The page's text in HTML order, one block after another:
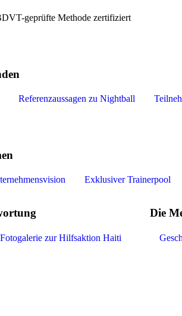
geprüfte Methode zertifiziert
Referenzaussagen zu Nightball
Exklusiver Trainerpool
Fotogalerie zur Hilfsaktion Haiti
Die